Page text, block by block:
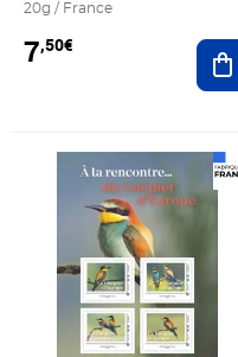
20g / France
7,50€
Prix 7,50€